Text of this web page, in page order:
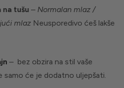
tušu – Normalan mlaz /
mlaz Neusporedivo ćeš lakše
– bez obzira na stil vaše
samo će je dodatno uljepšati.